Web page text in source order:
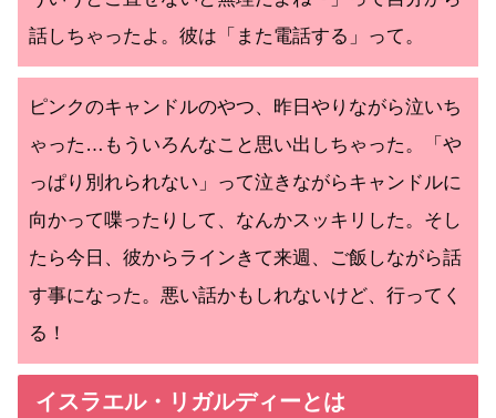
話しちゃったよ。彼は「また電話する」って。
ピンクのキャンドルのやつ、昨日やりながら泣いち
ゃった…もういろんなこと思い出しちゃった。「や
っぱり別れられない」って泣きながらキャンドルに
向かって喋ったりして、なんかスッキリした。そし
たら今日、彼からラインきて来週、ご飯しながら話
す事になった。悪い話かもしれないけど、行ってく
る！
イスラエル・リガルディーとは